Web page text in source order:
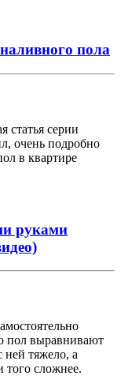
пола
статья серии
очень подробно
в квартире
руками
пол выравнивают
ней тяжело, а
того сложнее.